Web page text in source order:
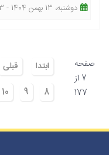
دوشنبه، 13 بهمن 1404 - 17:33
صفحه
7 از
177
ابتدا قبلی
8
9
10